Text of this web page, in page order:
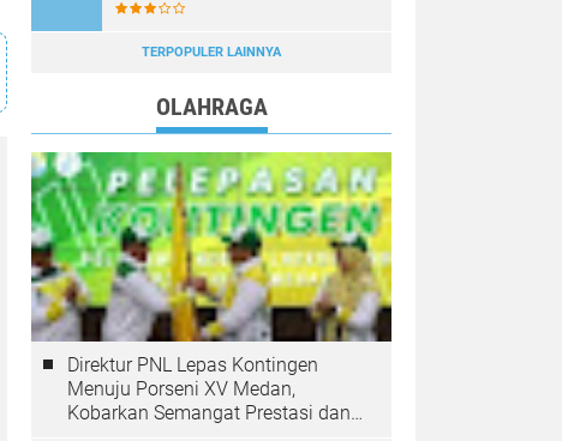
TERPOPULER LAINNYA
OLAHRAGA
Direktur PNL Lepas Kontingen
Menuju Porseni XV Medan,
Kobarkan Semangat Prestasi dan